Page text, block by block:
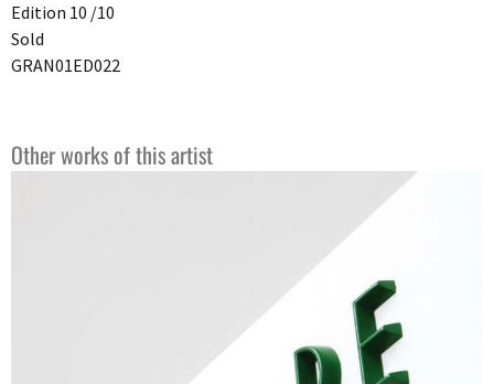
Edition 10 /10
Sold
GRAN01ED022
Other works of this artist